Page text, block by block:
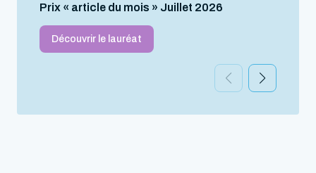
Prix « article du mois » Juillet 2026
Découvrir le lauréat